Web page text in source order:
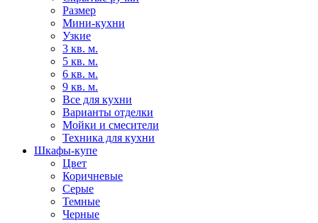
Размер
Мини-кухни
Узкие
3 кв. м.
5 кв. м.
6 кв. м.
9 кв. м.
Все для кухни
Варианты отделки
Мойки и смесители
Техника для кухни
Шкафы-купе
Цвет
Коричневые
Серые
Темные
Черные